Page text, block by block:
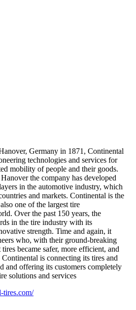
Germany in 1871, Continental
technologies and services for
mobility of people and their goods.
the company has developed
in the automotive industry, which
and markets. Continental is the
one of the largest tire
Over the past 150 years, the
in the tire industry with its
strength. Time and again, it
who, with their ground-breaking
became safer, more efficient, and
is connecting its tires and
and offering its customers completely
solutions and services
tires.com/